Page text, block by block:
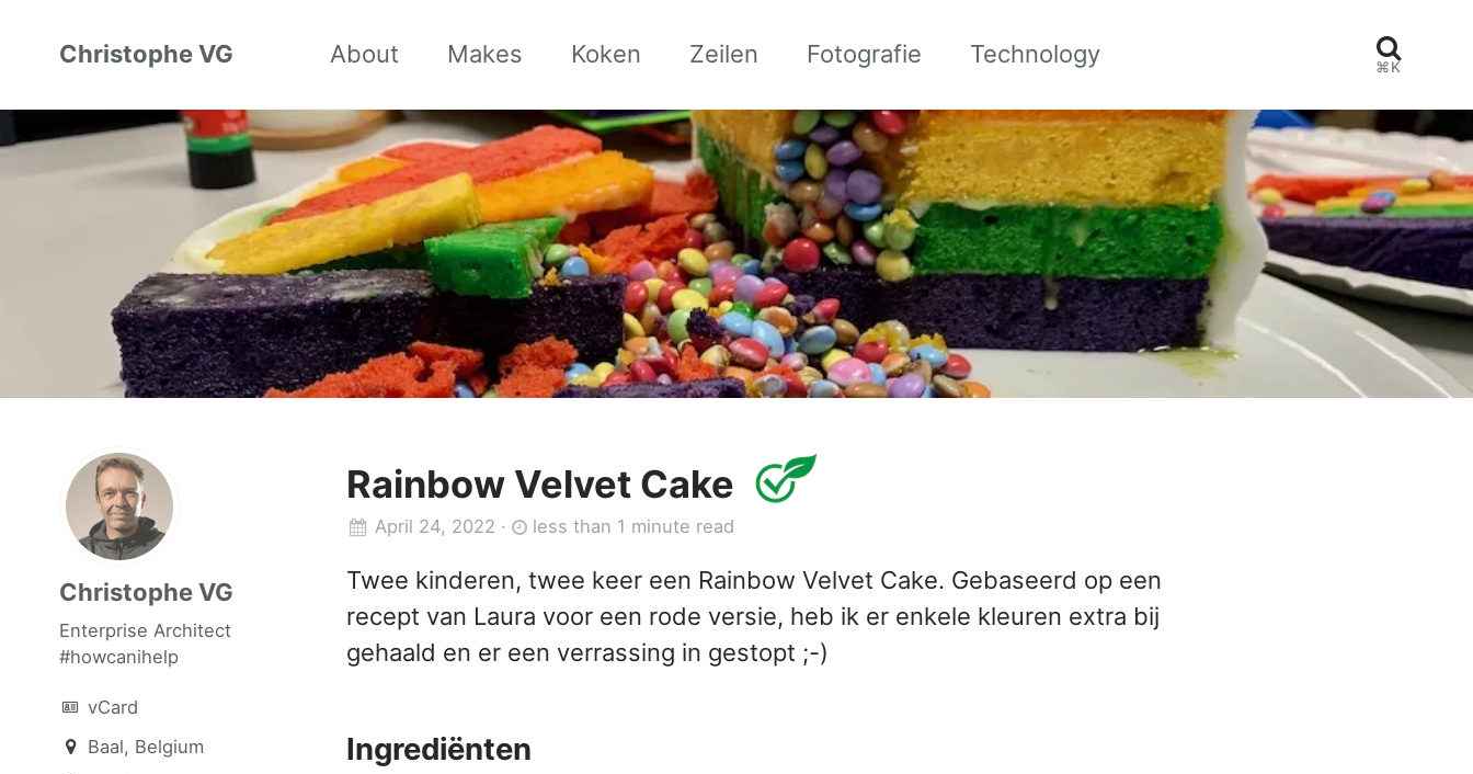
Christophe VG About Makes Koken Zeilen Fotografie Technology ⌘K
Christophe VG
Enterprise Architect
#howcanihelp
vCard
Baal, Belgium
Rainbow Velvet Cake
April 24, 2022 · less than 1 minute read
Twee kinderen, twee keer een Rainbow Velvet Cake. Gebaseerd op een
recept van Laura voor een rode versie, heb ik er enkele kleuren extra bij
gehaald en er een verrassing in gestopt ;-)
Ingrediënten